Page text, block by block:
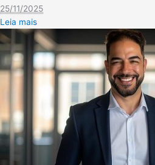
25/11/2025
Leia mais